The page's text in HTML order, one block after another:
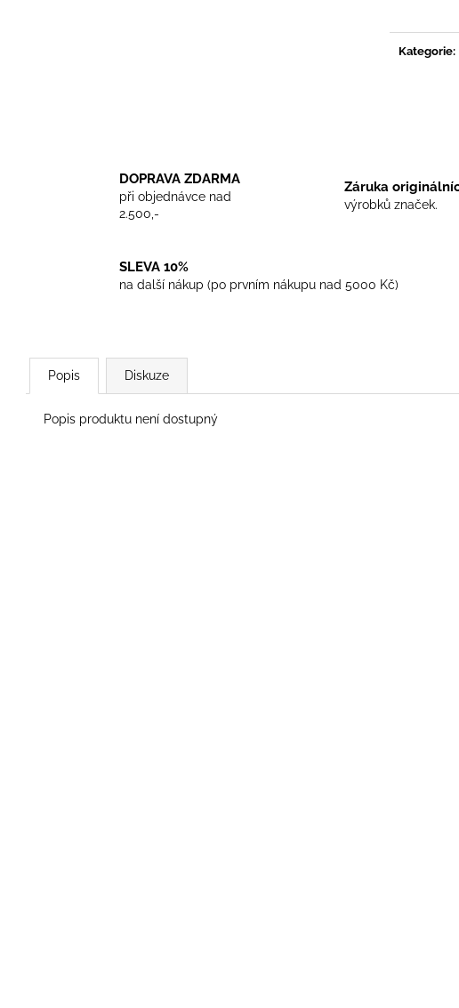
Kategorie:
DOPRAVA ZDARMA
při objednávce nad
2.500,-
Záruka
výrobků značek.
SLEVA 10%
na další nákup (po prvním nákupu nad 5000 Kč)
Popis Diskuze
Popis produktu není dostupný
TRIKO SKINHEADS